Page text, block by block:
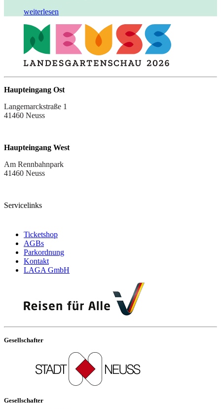
weiterlesen
Haupteingang Ost
Langemarckstraße 1
41460 Neuss
Haupteingang West
Am Rennbahnpark
41460 Neuss
Servicelinks
Ticketshop
AGBs
Parkordnung
Kontakt
LAGA GmbH
Gesellschafter
Gesellschafter